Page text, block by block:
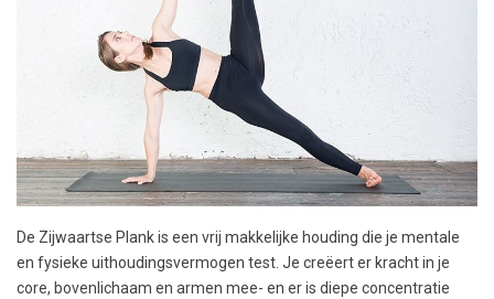
De Zijwaartse Plank is een vrij makkelijke houding die je mentale
en fysieke uithoudingsvermogen test. Je creëert er kracht in je
core, bovenlichaam en armen mee- en er is diepe concentratie